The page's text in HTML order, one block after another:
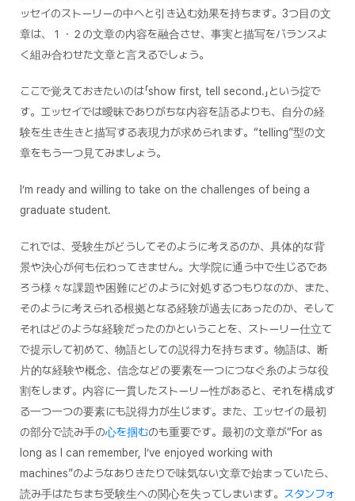
ッセイのストーリーの中へと引き込む効果を持ちます。3つ目の文
章は、１・２の文章の内容を融合させ、事実と描写をバランスよ
く組み合わせた文章と言えるでしょう。
ここで覚えておきたいのは「show first, tell second.」という掟で
す。エッセイでは曖昧でありがちな内容を語るよりも、自分の経
験を生き生きと描写する表現力が求められます。“telling”型の文
章をもう一つ見てみましょう。
I’m ready and willing to take on the challenges of being a
graduate student.
これでは、受験生がどうしてそのように考えるのか、具体的な背
景や決心が何も伝わってきません。大学院に通う中で生じるであ
ろう様々な課題や困難にどのように対処するつもりなのか、また、
そのように考えられる根拠となる経験が過去にあったのか、そして
それはどのような経験だったのかということを、ストーリー仕立て
で提示して初めて、物語としての説得力を持ちます。物語は、断
片的な経験や概念、信念などの要素を一つにつなぐ糸のような役
割をします。内容に一貫したストーリー性があると、それを構成す
る一つ一つの要素にも説得力が生じます。また、エッセイの最初
の部分で読み手の心を掴むのも重要です。最初の文章が“For as
long as I can remember, I’ve enjoyed working with
machines”のようなありきたりで味気ない文章で始まっていたら、
読み手はたちまち受験生への関心を失ってしまいます。 スタンフォ